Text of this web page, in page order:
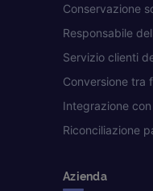
Conservazione
Responsabile
Servizio clienti
Conversione tra
Integrazione con
Riconciliazione
Azienda